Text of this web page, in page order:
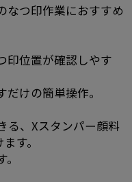
なつ印作業におすすめ
印位置が確認しやす
けの簡単操作。
る、Xスタンパー顔料
す。